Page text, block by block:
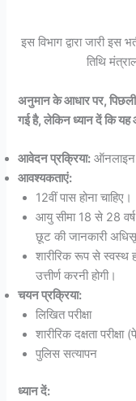
इस विभाग द्वारा जारी इस
तिथि
अनुमान के आधार पर, पिछली
गई है, लेकिन ध्यान दें कि यह
आवेदन प्रक्रिया: ऑनलाइन
आवश्यकताएं:
12वीं पास होना चाहिए।
आयु सीमा 18 से 28
छूट की जानकारी
शारीरिक रूप से स्वस्थ
उत्तीर्ण करनी होगी।
चयन प्रक्रिया:
लिखित परीक्षा
शारीरिक दक्षता
पुलिस सत्यापन
ध्यान दें: